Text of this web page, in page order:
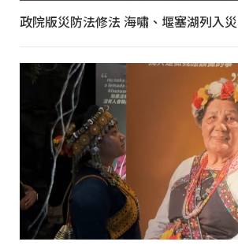
政院版災防法修法 海嘯、堰塞湖列入